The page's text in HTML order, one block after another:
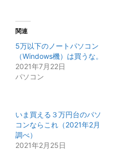
関連
5万以下のノートパソコン
（Windows機）は買うな。
2021年7月22日
パソコン
いま買える３万円台のパソ
コンならこれ（2021年2月
調べ）
2021年2月25日